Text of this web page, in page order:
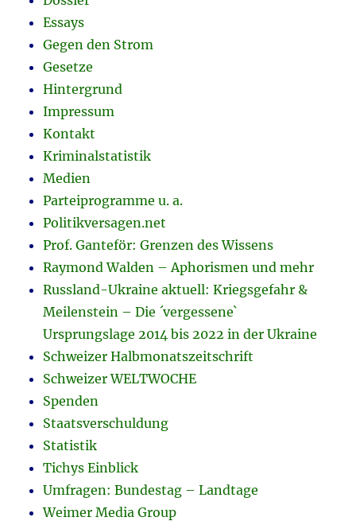
Essays
Gegen den Strom
Gesetze
Hintergrund
Impressum
Kontakt
Kriminalstatistik
Medien
Parteiprogramme u. a.
Politikversagen.net
Prof. Ganteför: Grenzen des Wissens
Raymond Walden – Aphorismen und mehr
Russland-Ukraine aktuell: Kriegsgefahr &
Meilenstein – Die ´vergessene`
Ursprungslage 2014 bis 2022 in der Ukraine
Schweizer Halbmonatszeitschrift
Schweizer WELTWOCHE
Spenden
Staatsverschuldung
Statistik
Tichys Einblick
Umfragen: Bundestag – Landtage
Weimer Media Group